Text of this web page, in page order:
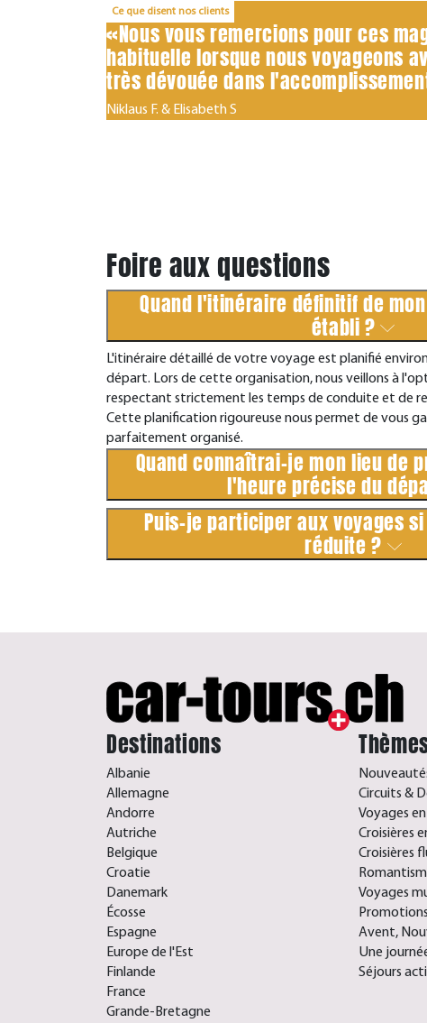
Ce que disent nos clients
«Nous vous remercions pour ces
habituelle lorsque nous voyageons
très dévouée dans
Niklaus F. & Elisabeth S
Foire aux questions
Quand l'itinéraire définitif de
établi ?
L'itinéraire détaillé de votre voyage est planifié
départ. Lors de cette organisation, nous veillons à
respectant strictement les temps de conduite et de
Cette planification rigoureuse nous permet de vous
parfaitement organisé.
Quand connaîtrai-je mon lieu de
l'heure précise du
Puis-je participer aux voyages
réduite ?
Destinations
Albanie
Allemagne
Andorre
Autriche
Belgique
Croatie
Danemark
Écosse
Espagne
Europe de l'Est
Finlande
France
Grande-Bretagne
Circuits &
Voyages
Croisières
Croisières
Voyages
Avent,
Une
Séjours